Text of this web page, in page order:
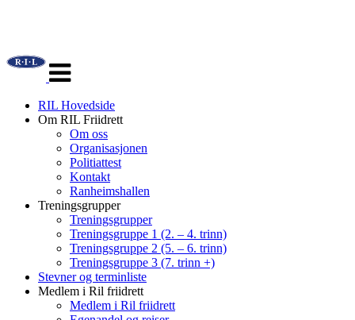
navigasjon
RIL Hovedside
Om RIL Friidrett
Om oss
Organisasjonen
Politiattest
Kontakt
Ranheimshallen
Treningsgrupper
Treningsgrupper
Treningsgruppe 1 (2. – 4. trinn)
Treningsgruppe 2 (5. – 6. trinn)
Treningsgruppe 3 (7. trinn +)
Stevner og terminliste
Medlem i Ril friidrett
Medlem i Ril friidrett